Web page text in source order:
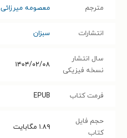
مترجم معصومه میرزائی
انتشارات سبزان
سال انتشار
نسخه فیزیکی
۱۴۰۴/۰۲/۰۸
فرمت کتاب EPUB
حجم فایل
کتاب
۱.۸۹ مگابایت